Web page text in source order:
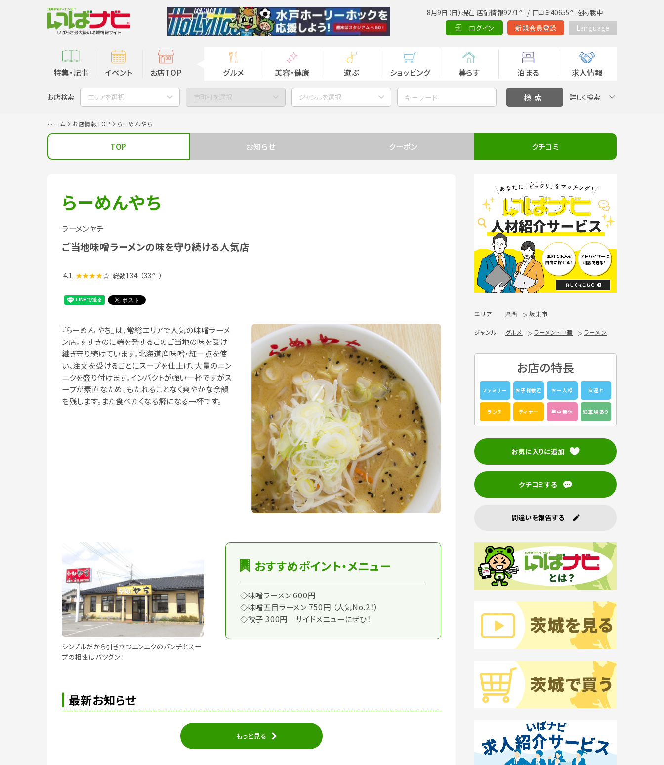
8月9日（日）現在 店舗情報9271件 / 口コミ40655件を掲載中
ログイン
新規会員登録 Language
特集・記事 イベント お店TOP グルメ 美容・健康 遊ぶ ショッピング 暮らす 泊まる 求人情報
お店検索 エリアを選択 市町村を選択 ジャンルを選択 詳しく検索
ホーム お店情報TOP らーめんやち
TOP お知らせ クーポン クチコミ
らーめんやち
ラーメンヤチ
ご当地味噌ラーメンの味を守り続ける人気店
4.1 ★★★★☆ 総数134 （33件）
『らーめん やち』は、常総エリアで人気の味噌ラーメ
ン店。すすきのに端を発するこのご当地の味を受け
継ぎ守り続けています。北海道産味噌・紅一点を使
い、注文を受けるごとにスープを仕上げ、大量のニン
ニクを盛り付けます。インパクトが強い一杯ですがス
ープが素直なため、もたれることなく爽やかな余韻
を残します。また食べたくなる癖になる一杯です。
シンプルだから引き立つニンニクのパンチとスー
プの相性はバツグン！
おすすめポイント・メニュー
◇味噌ラーメン 600円
◇味噌五目ラーメン 750円 （人気No.2！）
◇餃子 300円 サイドメニューにぜひ！
最新お知らせ
もっと見る
エリア 県西 坂東市
ジャンル グルメ ラーメン・中華 ラーメン
お店の特長
ファミリー お子様歓迎 お一人様 友達と
ランチ ディナー 年中無休 駐車場あり
お気に入りに追加
クチコミする
間違いを報告する